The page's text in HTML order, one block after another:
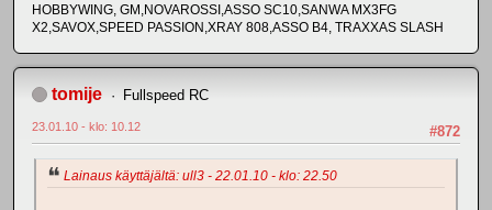
HOBBYWING, GM,NOVAROSSI,ASSO SC10,SANWA MX3FG
X2,SAVOX,SPEED PASSION,XRAY 808,ASSO B4, TRAXXAS SLASH
tomije Fullspeed RC
#872
23.01.10 - klo: 10.12
Lainaus käyttäjältä: ull3 - 22.01.10 - klo: 22.50